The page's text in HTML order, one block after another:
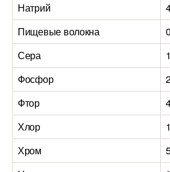
Натрий
Пищевые волокна
0
Сера
Фосфор
Фтор
Хлор
Хром